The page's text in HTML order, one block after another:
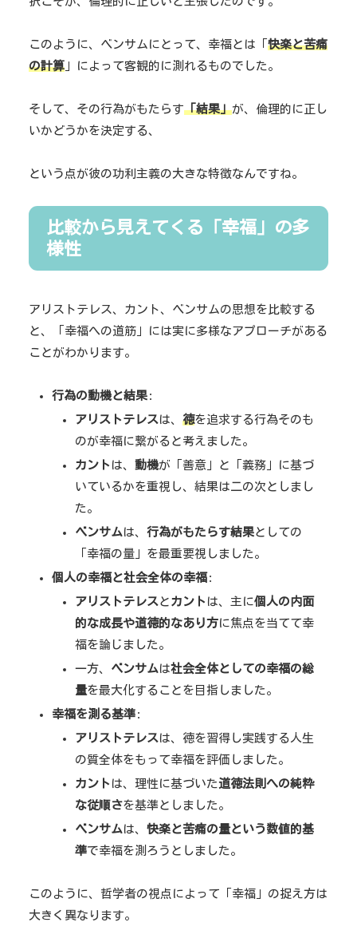
このように、ベンサムにとって、幸福とは「 快楽と苦痛
の計算 」によって客観的に測れるものでした。
そして、その行為がもたらす「結果」が、倫理的に正し
いかどうかを決定する、
という点が彼の功利主義の大きな特徴なんですね。
比較から見えてくる「幸福」の多
様性
アリストテレス、カント、ベンサムの思想を比較する
と、「幸福への道筋」には実に多様なアプローチがある
ことがわかります。
行為の動機と結果 :
アリストテレスは、 徳を追求する行為そのも
のが幸福に繋がると考えました。
カント は、 動機が「善意」と「義務」に基づ
いているかを重視し、結果は二の次としまし
た。
ベンサムは、 行為がもたらす結果としての
「幸福の量」を最重要視しました。
個人の幸福と社会全体の幸福 :
アリストテレスと カント は、主に個人の内面
的な成長や道徳的なあり方に焦点を当てて幸
福を論じました。
一方、 ベンサムは社会全体としての幸福の総
量を最大化することを目指しました。
幸福を測る基準 :
アリストテレスは、徳を習得し実践する人生
の質全体をもって幸福を評価しました。
カント は、理性に基づいた 道徳法則への純粋
な従順さを基準としました。
ベンサムは、 快楽と苦痛の量という数値的基
準で幸福を測ろうとしました。
このように、哲学者の視点によって「幸福」の捉え方は
大きく異なります。